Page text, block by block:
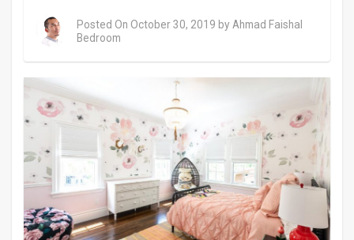
Posted On October 30, 2019 by Ahmad Faishal
Bedroom